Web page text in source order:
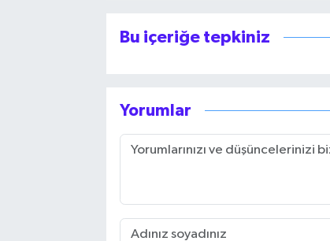
Bu içeriğe tepkiniz
Yorumlar